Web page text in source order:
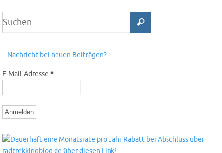
Nachricht bei neuen Beiträgen?
E-Mail-Adresse *